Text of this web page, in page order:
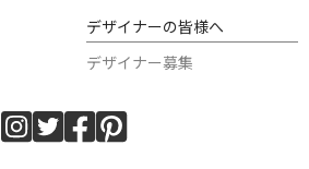
デザイナーの皆様へ
デザイナー募集